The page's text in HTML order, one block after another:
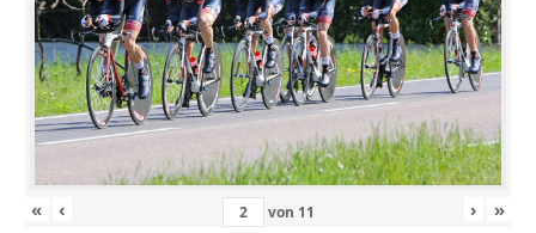
« ‹ von 11 › »